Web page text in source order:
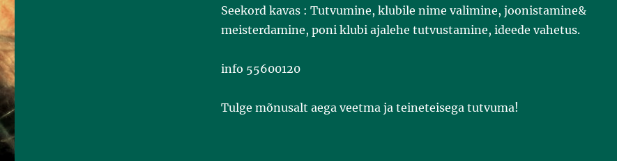
Seekord kavas : Tutvumine, klubile nime valimine, joonistamine&
meisterdamine, poni klubi ajalehe tutvustamine, ideede vahetus.
info 55600120
Tulge mõnusalt aega veetma ja teineteisega tutvuma!